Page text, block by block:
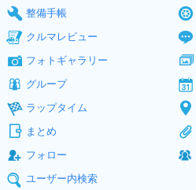
整備手帳
クルマレビュー
フォトギャラリー
グループ
ラップタイム
まとめ
フォロー
ユーザー内検索